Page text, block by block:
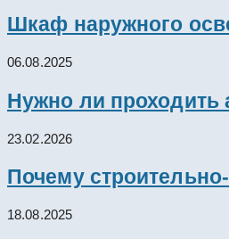
Шкаф наружного
06.08.2025
Нужно ли проходить
23.02.2026
Почему
18.08.2025